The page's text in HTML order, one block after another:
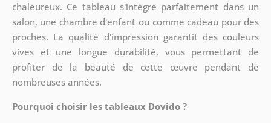
chaleureux. Ce tableau s'intègre parfaitement dans un
salon, une chambre d'enfant ou comme cadeau pour des
proches. La qualité d'impression garantit des couleurs
vives et une longue durabilité, vous permettant de
profiter de la beauté de cette œuvre pendant de
nombreuses années.
Pourquoi choisir les tableaux Dovido ?